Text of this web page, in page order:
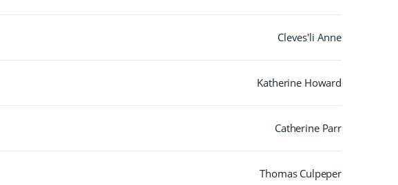
Cleves'li Anne
Katherine Howard
Catherine Parr
Thomas Culpeper